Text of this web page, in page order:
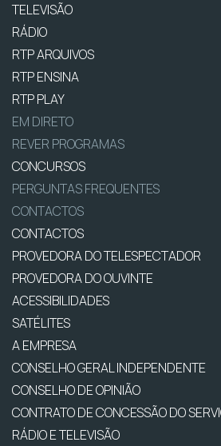
TELEVISÃO
RÁDIO
RTP ARQUIVOS
RTP ENSINA
RTP PLAY
EM DIRETO
REVER PROGRAMAS
CONCURSOS
PERGUNTAS FREQUENTES
CONTACTOS
CONTACTOS
PROVEDORA DO TELESPECTADOR
PROVEDORA DO OUVINTE
ACESSIBILIDADES
SATÉLITES
A EMPRESA
CONSELHO GERAL INDEPENDENTE
CONSELHO DE OPINIÃO
CONTRATO DE CONCESSÃO DO
RÁDIO E TELEVISÃO